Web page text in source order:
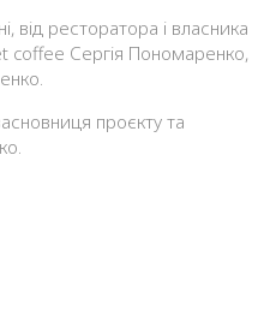
від ресторатора і власника
coffee Сергія Пономаренко,
проєкту та